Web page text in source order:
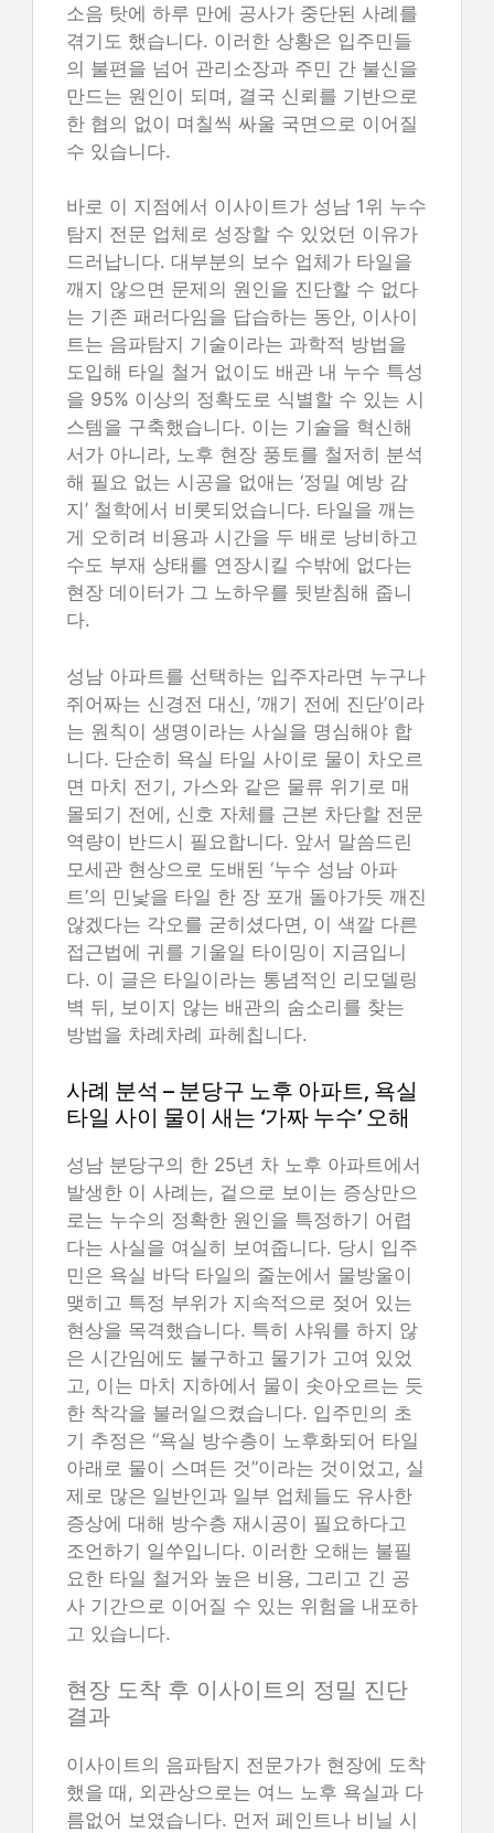
소음 탓에 하루 만에 공사가 중단된 사례를
겪기도 했습니다. 이러한 상황은 입주민들
의 불편을 넘어 관리소장과 주민 간 불신을
만드는 원인이 되며, 결국 신뢰를 기반으로
한 협의 없이 며칠씩 싸울 국면으로 이어질
수 있습니다.
바로 이 지점에서 이사이트가 성남 1위 누수
탐지 전문 업체로 성장할 수 있었던 이유가
드러납니다. 대부분의 보수 업체가 타일을
깨지 않으면 문제의 원인을 진단할 수 없다
는 기존 패러다임을 답습하는 동안, 이사이
트는 음파탐지 기술이라는 과학적 방법을
도입해 타일 철거 없이도 배관 내 누수 특성
을 95% 이상의 정확도로 식별할 수 있는 시
스템을 구축했습니다. 이는 기술을 혁신해
서가 아니라, 노후 현장 풍토를 철저히 분석
해 필요 없는 시공을 없애는 ‘정밀 예방 감
지’ 철학에서 비롯되었습니다. 타일을 깨는
게 오히려 비용과 시간을 두 배로 낭비하고
수도 부재 상태를 연장시킬 수밖에 없다는
현장 데이터가 그 노하우를 뒷받침해 줍니
다.
성남 아파트를 선택하는 입주자라면 누구나
쥐어짜는 신경전 대신, ‘깨기 전에 진단’이라
는 원칙이 생명이라는 사실을 명심해야 합
니다. 단순히 욕실 타일 사이로 물이 차오르
면 마치 전기, 가스와 같은 물류 위기로 매
몰되기 전에, 신호 자체를 근본 차단할 전문
역량이 반드시 필요합니다. 앞서 말씀드린
모세관 현상으로 도배된 ‘누수 성남 아파
트’의 민낯을 타일 한 장 포개 돌아가듯 깨진
않겠다는 각오를 굳히셨다면, 이 색깔 다른
접근법에 귀를 기울일 타이밍이 지금입니
다. 이 글은 타일이라는 통념적인 리모델링
벽 뒤, 보이지 않는 배관의 숨소리를 찾는
방법을 차례차례 파헤칩니다.
사례 분석 – 분당구 노후 아파트, 욕실
타일 사이 물이 새는 ‘가짜 누수’ 오해
성남 분당구의 한 25년 차 노후 아파트에서
발생한 이 사례는, 겉으로 보이는 증상만으
로는 누수의 정확한 원인을 특정하기 어렵
다는 사실을 여실히 보여줍니다. 당시 입주
민은 욕실 바닥 타일의 줄눈에서 물방울이
맺히고 특정 부위가 지속적으로 젖어 있는
현상을 목격했습니다. 특히 샤워를 하지 않
은 시간임에도 불구하고 물기가 고여 있었
고, 이는 마치 지하에서 물이 솟아오르는 듯
한 착각을 불러일으켰습니다. 입주민의 초
기 추정은 “욕실 방수층이 노후화되어 타일
아래로 물이 스며든 것”이라는 것이었고, 실
제로 많은 일반인과 일부 업체들도 유사한
증상에 대해 방수층 재시공이 필요하다고
조언하기 일쑤입니다. 이러한 오해는 불필
요한 타일 철거와 높은 비용, 그리고 긴 공
사 기간으로 이어질 수 있는 위험을 내포하
고 있습니다.
현장 도착 후 이사이트의 정밀 진단
결과
이사이트의 음파탐지 전문가가 현장에 도착
했을 때, 외관상으로는 여느 노후 욕실과 다
름없어 보였습니다. 먼저 페인트나 비닐 시